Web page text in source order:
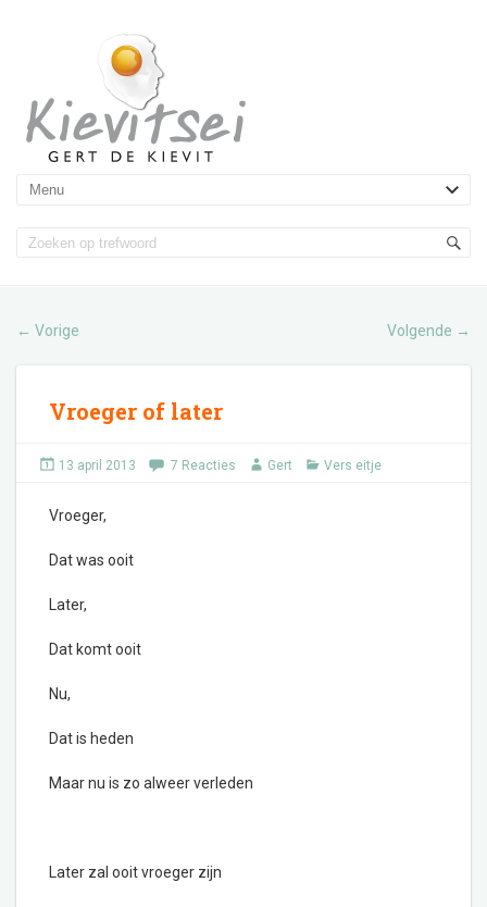
← Vorige Volgende →
Vroeger of later
13 april 2013 7 Reacties Gert Vers eitje
Vroeger,
Dat was ooit
Later,
Dat komt ooit
Nu,
Dat is heden
Maar nu is zo alweer verleden
Later zal ooit vroeger zijn